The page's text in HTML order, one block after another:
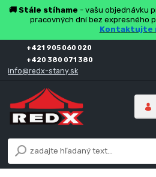
🚚 Stále stíhame - vašu objednávku
pracovných dní bez expresného
Kontaktujte
+421 905 060 020
+420 380 071 380
info@redx-stany.sk